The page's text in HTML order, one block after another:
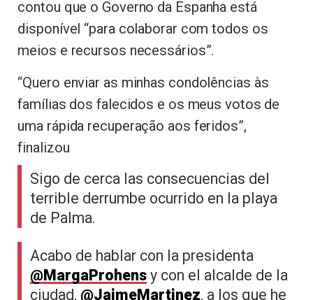
contou que o Governo da Espanha está
disponível “para colaborar com todos os
meios e recursos necessários”.
“Quero enviar as minhas condolências às
famílias dos falecidos e os meus votos de
uma rápida recuperação aos feridos”,
finalizou
Sigo de cerca las consecuencias del
terrible derrumbe ocurrido en la playa
de Palma.
Acabo de hablar con la presidenta
@MargaProhens y con el alcalde de la
ciudad, @JaimeMartinez, a los que he